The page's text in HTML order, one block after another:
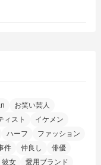
お笑い芸人
ィスト
イケメン
ハーフ
ファッション
件 仲良し
俳優
彼女
愛用ブランド